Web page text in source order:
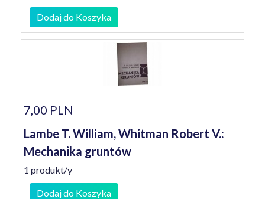
Dodaj do Koszyka
7,00 PLN
Lambe T. William, Whitman Robert V.:
Mechanika gruntów
1 produkt/y
Dodaj do Koszyka